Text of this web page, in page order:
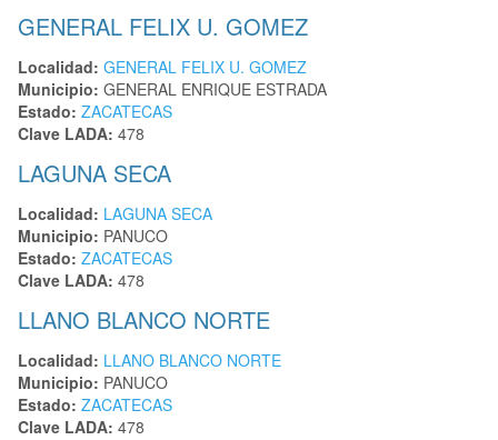
GENERAL FELIX U. GOMEZ
Localidad: GENERAL FELIX U. GOMEZ
Municipio: GENERAL ENRIQUE ESTRADA
Estado: ZACATECAS
Clave LADA: 478
LAGUNA SECA
Localidad: LAGUNA SECA
Municipio: PANUCO
Estado: ZACATECAS
Clave LADA: 478
LLANO BLANCO NORTE
Localidad: LLANO BLANCO NORTE
Municipio: PANUCO
Estado: ZACATECAS
Clave LADA: 478